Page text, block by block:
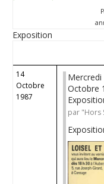
Exposition
14
Octobre
1987
Mercredi
Octobre
par "Hors